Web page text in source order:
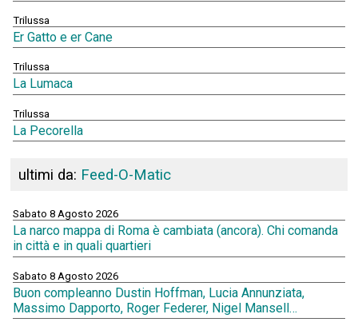
Trilussa
Er Gatto e er Cane
Trilussa
La Lumaca
Trilussa
La Pecorella
ultimi da: Feed-O-Matic
Sabato 8 Agosto 2026
La narco mappa di Roma è cambiata (ancora). Chi comanda
in città e in quali quartieri
Sabato 8 Agosto 2026
Buon compleanno Dustin Hoffman, Lucia Annunziata,
Massimo Dapporto, Roger Federer, Nigel Mansell…